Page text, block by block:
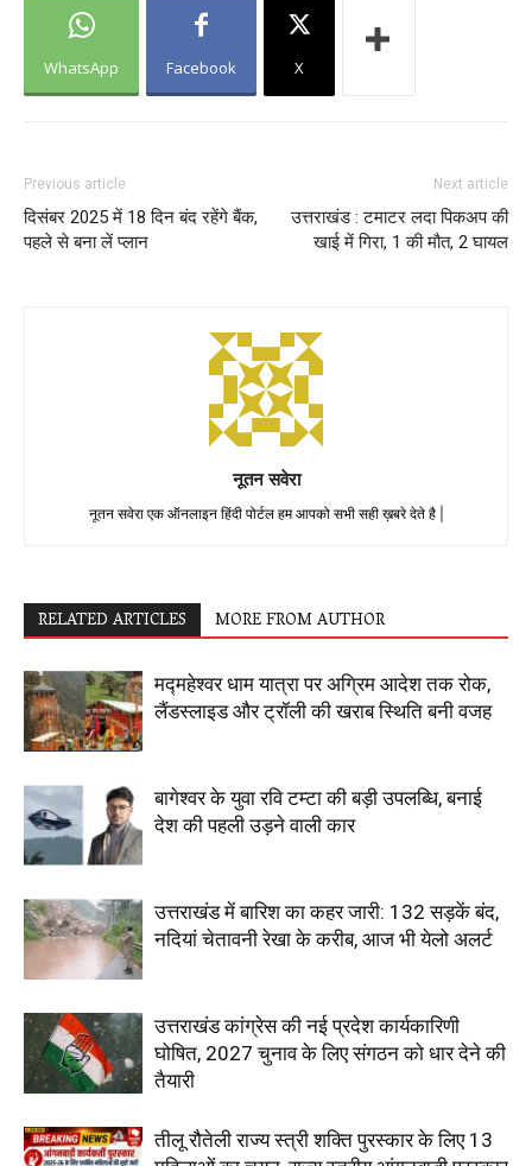
WhatsApp Facebook X
Previous article
दिसंबर 2025 में 18 दिन बंद रहेंगे बैंक,
पहले से बना लें प्लान
Next article
उत्तराखंड : टमाटर लदा पिकअप की
खाई में गिरा, 1 की मौत, 2 घायल
नूतन सवेरा
नूतन सवेरा एक ऑनलाइन हिंदी पोर्टल हम आपको सभी सही ख़बरे देते है |
RELATED ARTICLES MORE FROM AUTHOR
मद्महेश्वर धाम यात्रा पर अग्रिम आदेश तक रोक,
लैंडस्लाइड और ट्रॉली की खराब स्थिति बनी वजह
बागेश्वर के युवा रवि टम्टा की बड़ी उपलब्धि, बनाई
देश की पहली उड़ने वाली कार
उत्तराखंड में बारिश का कहर जारी: 132 सड़कें बंद,
नदियां चेतावनी रेखा के करीब, आज भी येलो अलर्ट
उत्तराखंड कांग्रेस की नई प्रदेश कार्यकारिणी
घोषित, 2027 चुनाव के लिए संगठन को धार देने की
तैयारी
तीलू रौतेली राज्य स्त्री शक्ति पुरस्कार के लिए 13